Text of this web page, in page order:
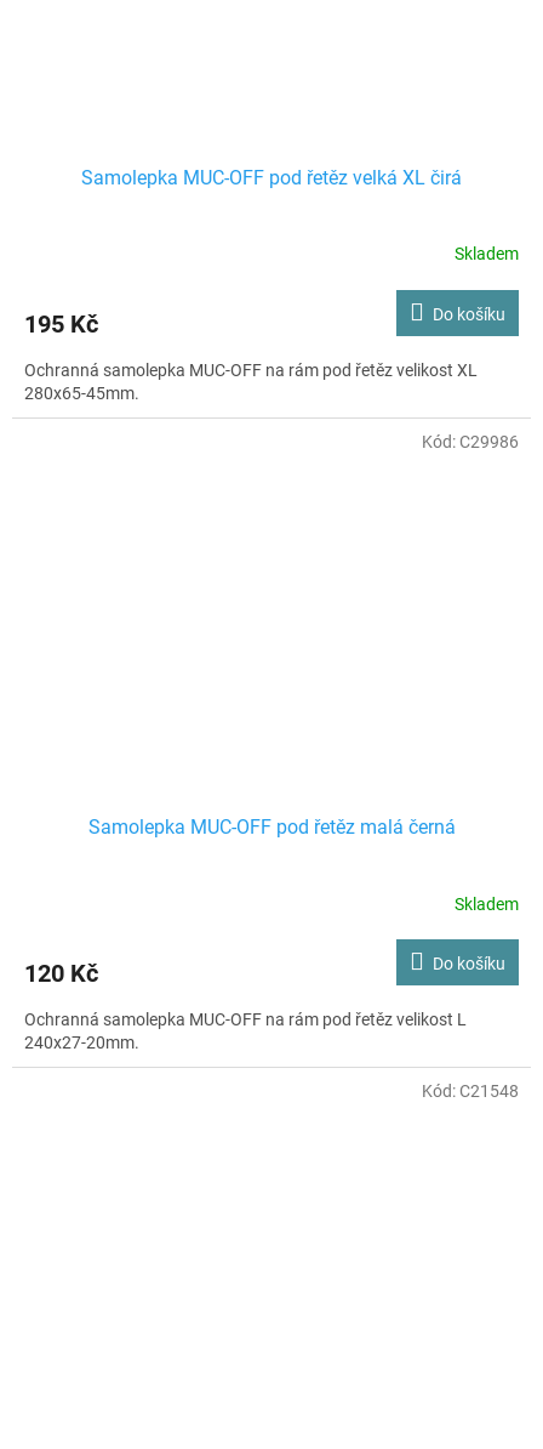
Samolepka MUC-OFF pod řetěz velká XL čirá
Skladem
195 Kč Do košíku
Ochranná samolepka MUC-OFF na rám pod řetěz velikost XL
280x65-45mm.
Samolepka MUC-OFF pod řetěz malá černá
Skladem
120 Kč Do košíku
Ochranná samolepka MUC-OFF na rám pod řetěz velikost L
240x27-20mm.
Kód:C29986
Kód:C21548